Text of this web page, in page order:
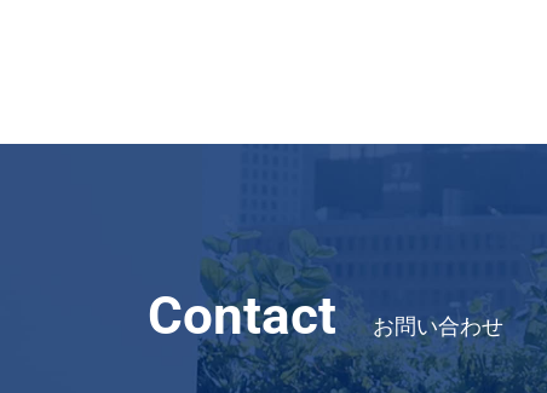
Contact お問い合わせ